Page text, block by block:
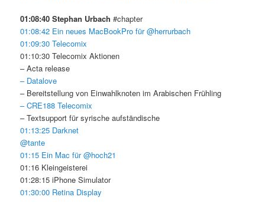
01:08:40 Stephan Urbach #chapter
01:08:42 Ein neues MacBookPro für @herrurbach
01:09:30 Telecomix
01:10:30 Telecomix Aktionen
– Acta release
– Datalove
– Bereitstellung von Einwahlknoten im Arabischen Frühling
– CRE188 Telecomix
– Textsupport für syrische aufständische
01:13:25 Darknet
@tante
01:15 Ein Mac für @hoch21
01:16 Kleingeisterei
01:28:15 iPhone Simulator
01:30:00 Retina Display